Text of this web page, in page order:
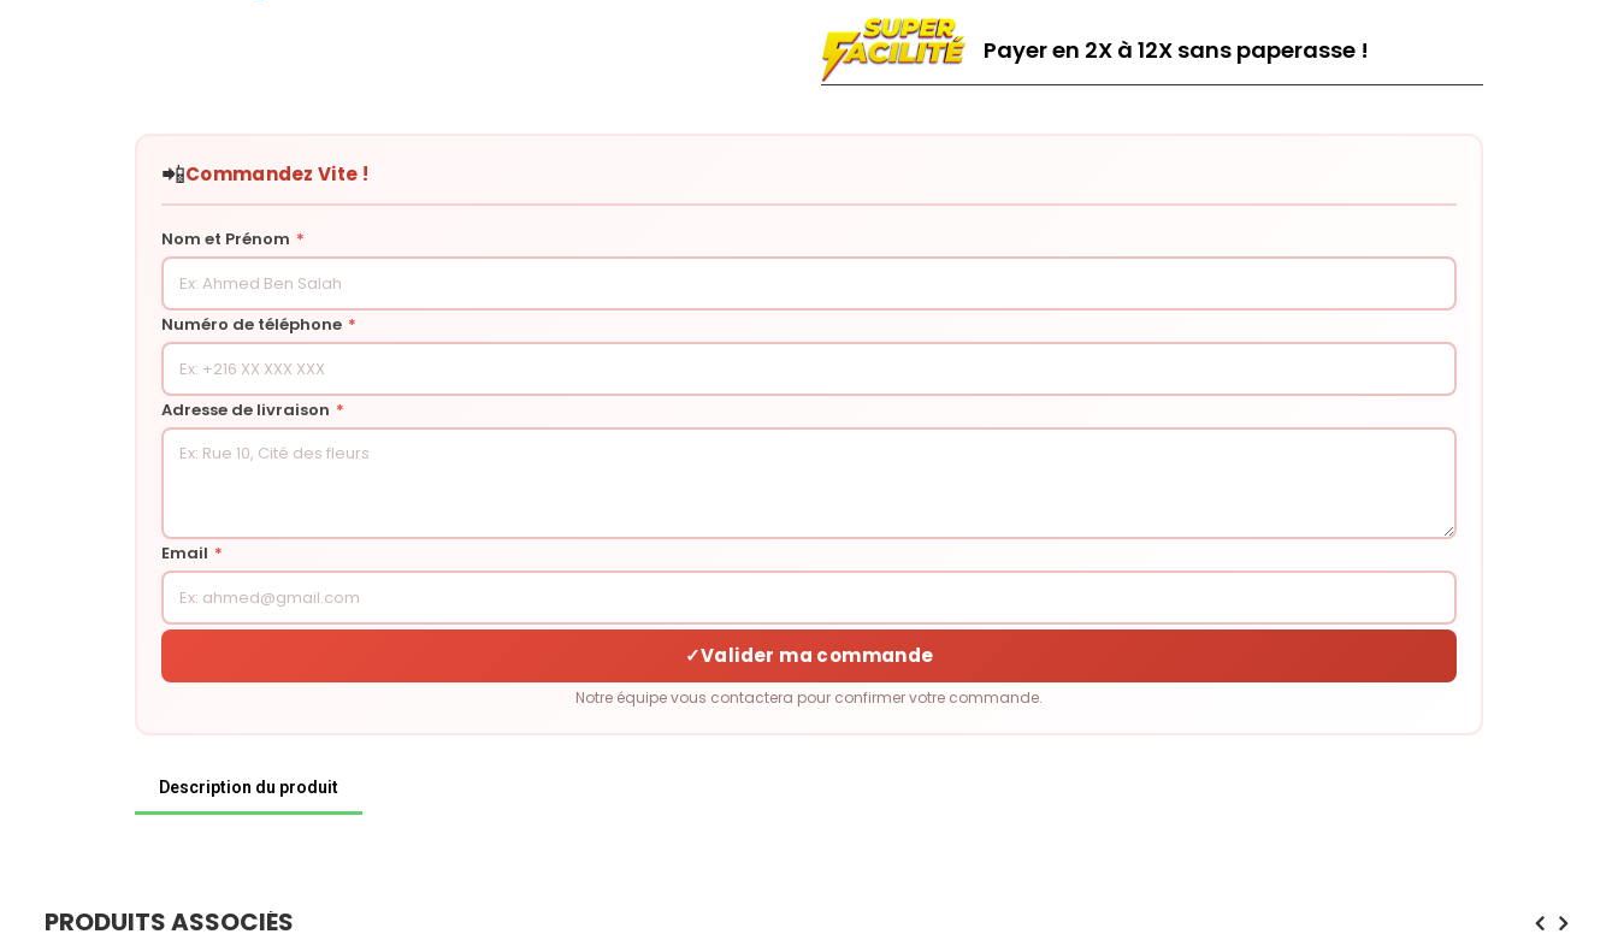
Payer en 2X à 12X sans paperasse !
📲Commandez Vite !
Nom et Prénom *
Numéro de téléphone *
Adresse de livraison *
Email *
✓Valider ma commande
Notre équipe vous contactera pour confirmer votre commande.
Description du produit
PRODUITS ASSOCIÉS